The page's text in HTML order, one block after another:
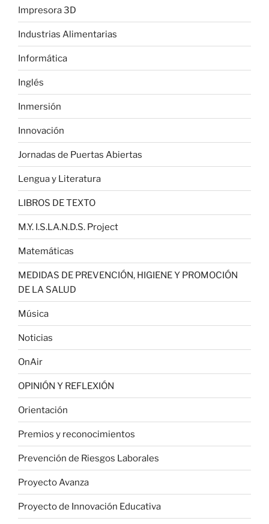
Impresora 3D
Industrias Alimentarias
Informática
Inglés
Inmersión
Innovación
Jornadas de Puertas Abiertas
Lengua y Literatura
LIBROS DE TEXTO
M.Y. I.S.LA.N.D.S. Project
Matemáticas
MEDIDAS DE PREVENCIÓN, HIGIENE Y PROMOCIÓN
DE LA SALUD
Música
Noticias
OnAir
OPINIÓN Y REFLEXIÓN
Orientación
Premios y reconocimientos
Prevención de Riesgos Laborales
Proyecto Avanza
Proyecto de Innovación Educativa